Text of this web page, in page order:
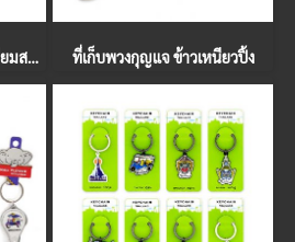
พวงกุญแจอะคริลิก ตึกมิวเซียมสยาม ที่เก็บพวงกุญแจ ข้าวเหนียวปิ้ง